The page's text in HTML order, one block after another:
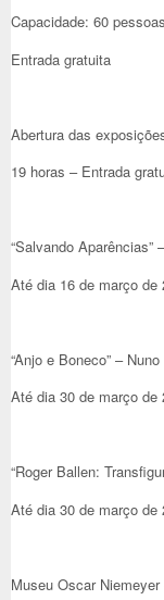
Capacidade: 60 pessoas
Entrada gratuita
Abertura das
19 horas – Entrada
“Salvando
Até dia 16 de março de
“Anjo e Boneco” –
Até dia 30 de março de
“Roger Ballen:
Até dia 30 de março de
Museu Oscar Niemeyer